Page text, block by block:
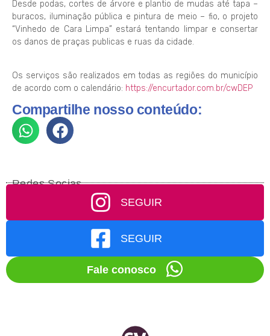
Desde podas, cortes de árvore e plantio de mudas até tapa –
buracos, iluminação pública e pintura de meio – fio, o projeto
“Vinhedo de Cara Limpa” estará tentando limpar e consertar
os danos de praças publicas e ruas da cidade.
Os serviços são realizados em todas as regiões do município
de acordo com o calendário: https://encurtador.com.br/cwDEP
Compartilhe nosso conteúdo:
Redes Socias
SEGUIR
SEGUIR
Fale conosco